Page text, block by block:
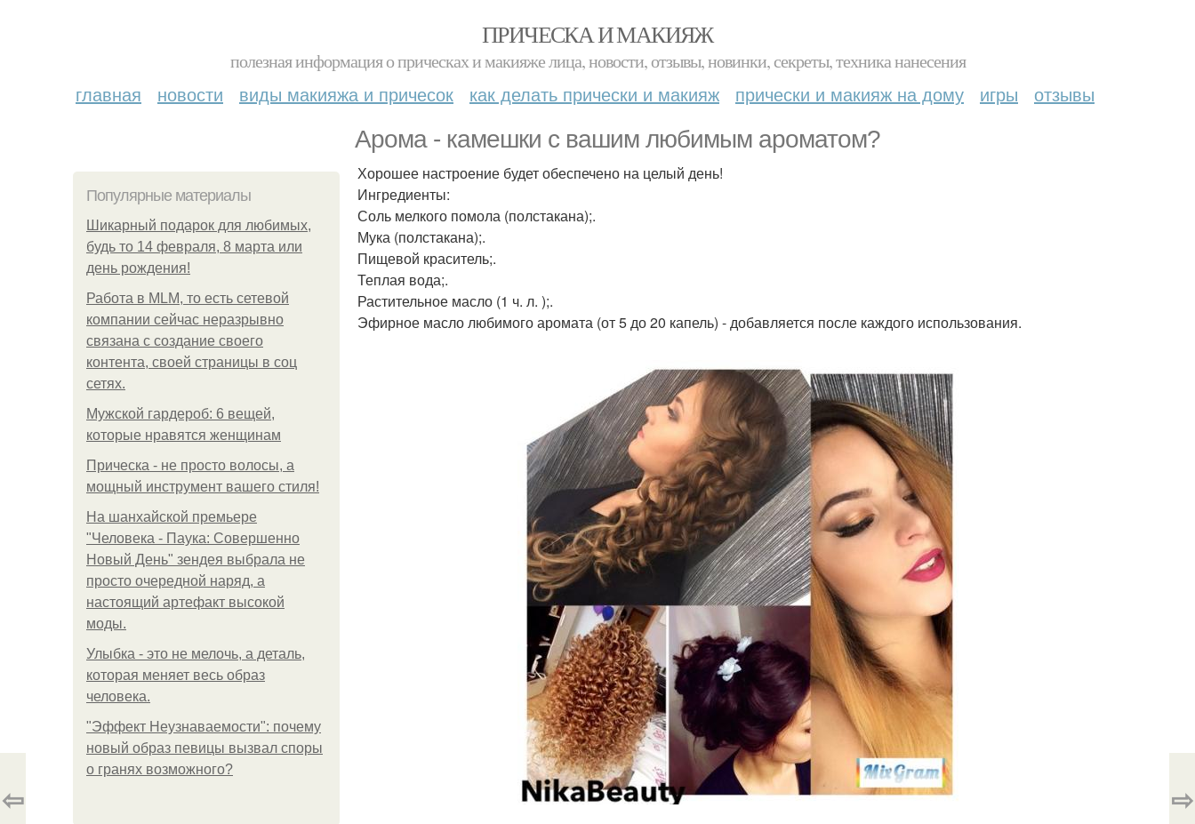
ПРИЧЕСКА И МАКИЯЖ
полезная информация о прическах и макияже лица, новости, отзывы, новинки, секреты, техника нанесения
главная новости виды макияжа и причесок как делать прически и макияж прически и макияж на дому игры отзывы
Арома - камешки с вашим любимым ароматом?
Популярные материалы
Шикарный подарок для любимых,
будь то 14 февраля, 8 марта или
день рождения!
Работа в MLM, то есть сетевой
компании сейчас неразрывно
связана с создание своего
контента, своей страницы в соц
сетях.
Мужской гардероб: 6 вещей,
которые нравятся женщинам
Прическа - не просто волосы, а
мощный инструмент вашего стиля!
На шанхайской премьере
"Человека - Паука: Совершенно
Новый День" зендея выбрала не
просто очередной наряд, а
настоящий артефакт высокой
моды.
Улыбка - это не мелочь, а деталь,
которая меняет весь образ
человека.
"Эффект Неузнаваемости": почему
новый образ певицы вызвал споры
о гранях возможного?
Хорошее настроение будет обеспечено на целый день!
Ингредиенты:
Соль мелкого помола (полстакана);.
Мука (полстакана);.
Пищевой краситель;.
Теплая вода;.
Растительное масло (1 ч. л. );.
Эфирное масло любимого аромата (от 5 до 20 капель) - добавляется после каждого использования.
⇦ ⇨